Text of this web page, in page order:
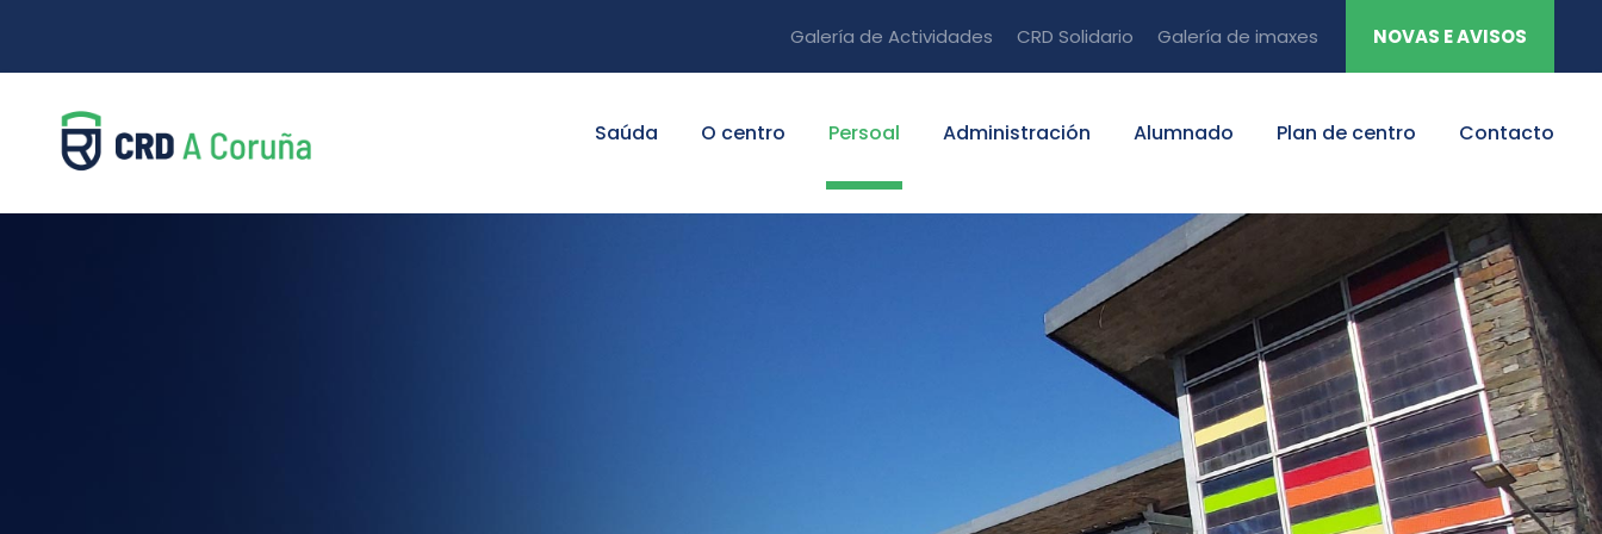
Galería de Actividades CRD Solidario Galería de imaxes NOVAS E AVISOS
Saúda O centro Persoal Administración Alumnado Plan de centro Contacto